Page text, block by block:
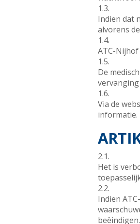
1.3.
Indien dat
alvorens
1.4.
ATC-
1.5.
De
1.6.
Via de
informatie.
2.1.
Het is
2.2.
Indien